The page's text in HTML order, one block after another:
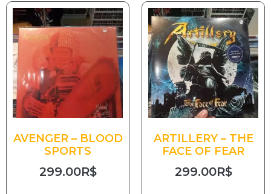
AVENGER – BLOOD
SPORTS
299.00R$
ARTILLERY – THE
FACE OF FEAR
299.00R$